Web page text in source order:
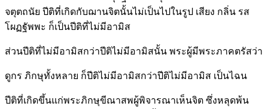
จตุตถนัย ปีติที่เกิดกับฌานจิตนั้นไม่เป็นไปในรูป เสียง กลิ่น รส
โผฏฐัพพะ ก็เป็นปีติที่ไม่มีอามิส
ส่วนปีติที่ไม่มีอามิสกว่าปีติไม่มีอามิสนั้น พระผู้มีพระภาคตรัสว่า
ดูกร ภิกษุทั้งหลาย ก็ปีติไม่มีอามิสกว่าปีติไม่มีอามิส เป็นไฉน
ปีติที่เกิดขึ้นแก่พระภิกษุขีณาสพผู้พิจารณาเห็นจิต ซึ่งหลุดพ้น